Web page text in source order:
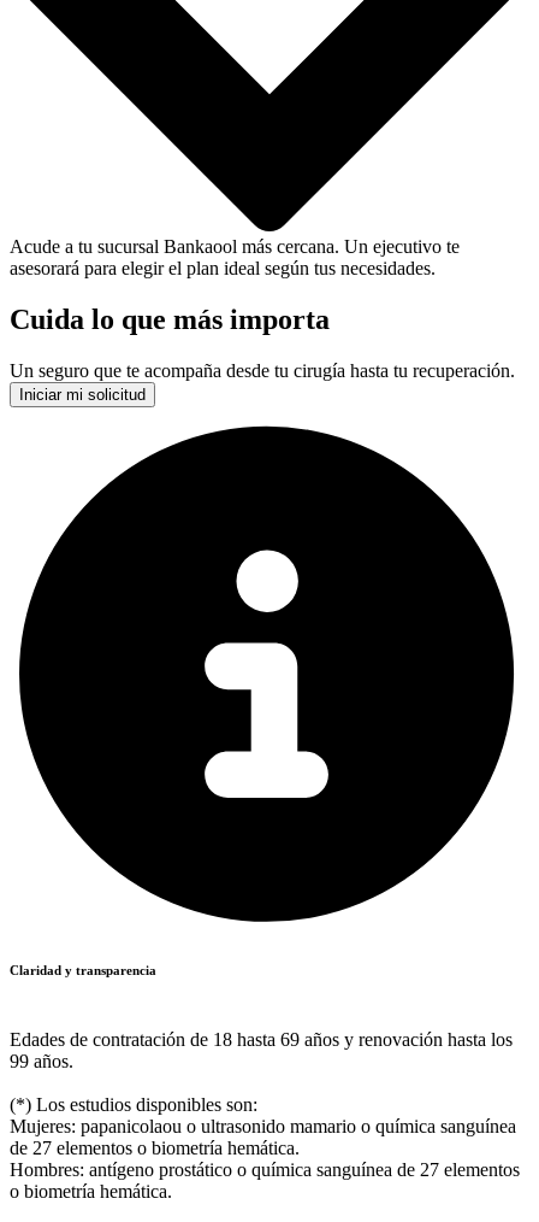
Acude a tu sucursal Bankaool más cercana. Un ejecutivo te
asesorará para elegir el plan ideal según tus necesidades.
Cuida lo que más importa
Un seguro que te acompaña desde tu cirugía hasta tu recuperación.
Iniciar mi solicitud
Claridad y transparencia
Edades de contratación de 18 hasta 69 años y renovación hasta los
99 años.
(*) Los estudios disponibles son:
Mujeres: papanicolaou o ultrasonido mamario o química sanguínea
de 27 elementos o biometría hemática.
Hombres: antígeno prostático o química sanguínea de 27 elementos
o biometría hemática.